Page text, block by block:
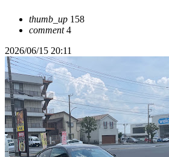
thumb_up 158
comment4
2026/06/15 20:11